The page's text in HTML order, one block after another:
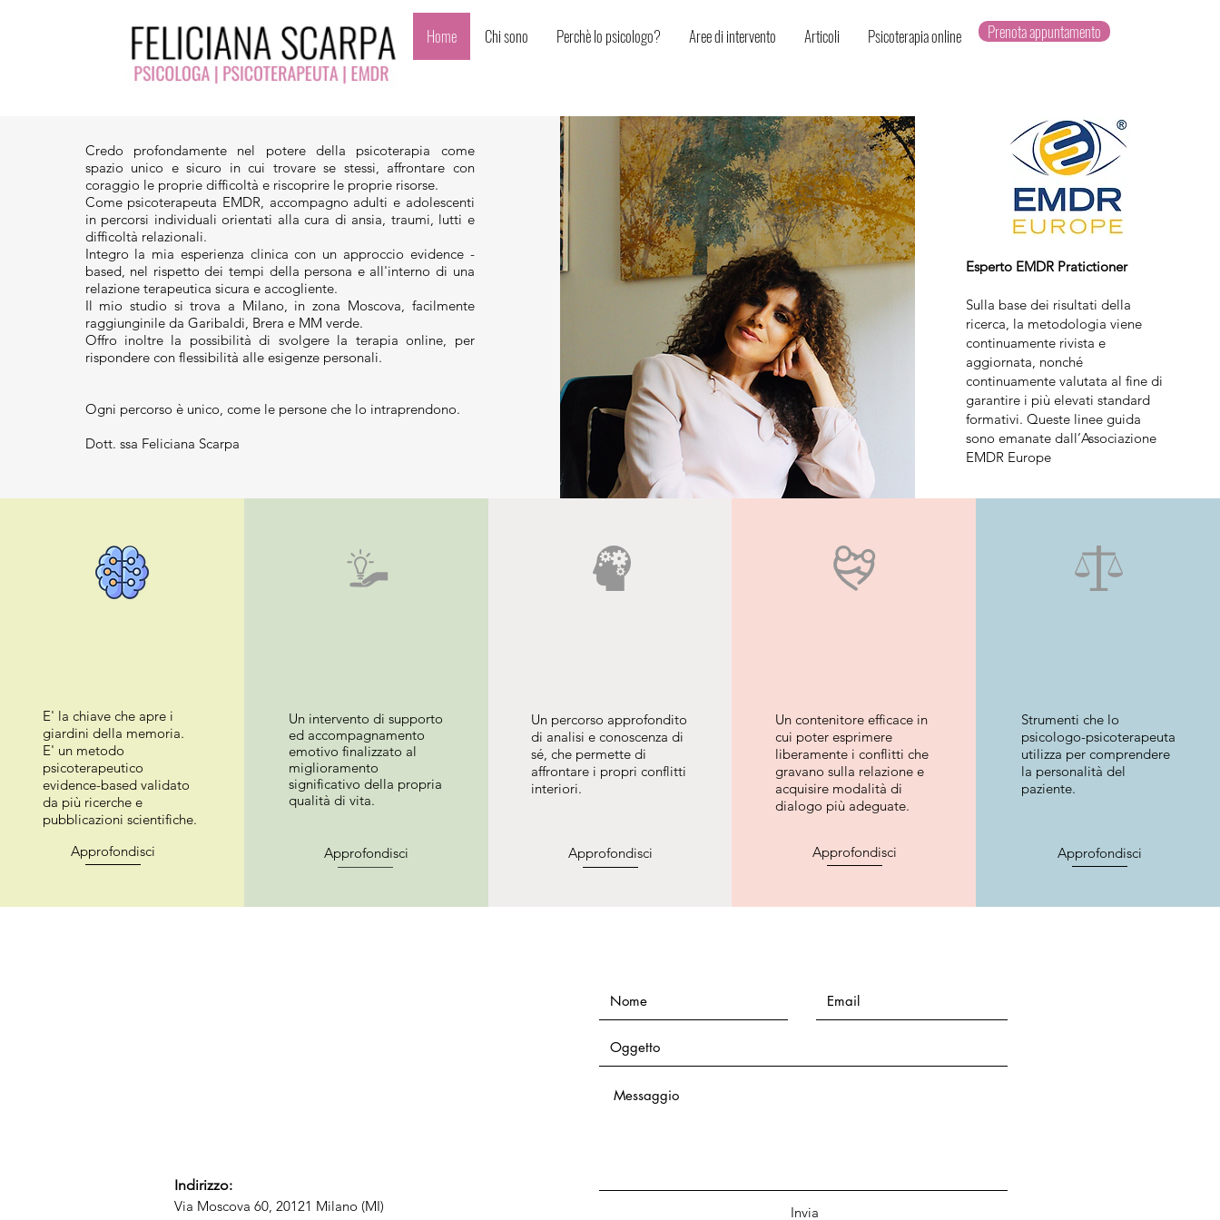
Prenota appuntamento
Credo profondamente nel potere della psicoterapia come
spazio unico e sicuro in cui trovare se stessi, affrontare con
coraggio le proprie difficoltà e riscoprire le proprie risorse.
Come psicoterapeuta EMDR, accompagno adulti e adolescenti
in percorsi individuali orientati alla cura di ansia, traumi, lutti e
difficoltà relazionali.
Integro la mia esperienza clinica con un approccio evidence -
based, nel rispetto dei tempi della persona e all'interno di una
relazione terapeutica sicura e accogliente.
Il mio studio si trova a Milano, in zona Moscova, facilmente
raggiunginile da Garibaldi, Brera e MM verde.
Offro inoltre la possibilità di svolgere la terapia online, per
rispondere con flessibilità alle esigenze personali.
Ogni percorso è unico, come le persone che lo intraprendono.
Dott. ssa Feliciana Scarpa
Esperto EMDR Pratictioner
Sulla base dei risultati della
ricerca, la metodologia viene
continuamente rivista e
aggiornata, nonché
continuamente valutata al fine di
garantire i più elevati standard
formativi. Queste linee guida
sono emanate dall’Associazione
EMDR Europe
E' la chiave che apre i
giardini della memoria.
E' un metodo
psicoterapeutico
evidence-based validato
da più ricerche e
pubblicazioni scientifiche.
Approfondisci
Un intervento di supporto
ed accompagnamento
emotivo finalizzato al
miglioramento
significativo della propria
qualità di vita.
Approfondisci
Un percorso approfondito
di analisi e conoscenza di
sé, che permette di
affrontare i propri conflitti
interiori.
Approfondisci
Un contenitore efficace in
cui poter esprimere
liberamente i conflitti che
gravano sulla relazione e
acquisire modalità di
dialogo più adeguate.
Approfondisci
Strumenti che lo
psicologo-psicoterapeuta
utilizza per comprendere
la personalità del
paziente.
Approfondisci
Home Chi sono Perchè lo psicologo? Aree di intervento Articoli Psicoterapia online
Indirizzo:
Via Moscova 60, 20121 Milano (MI)
Invia